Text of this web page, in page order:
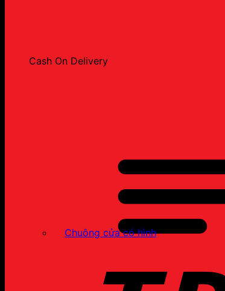
Cash On Delivery
Chuông cửa có hình